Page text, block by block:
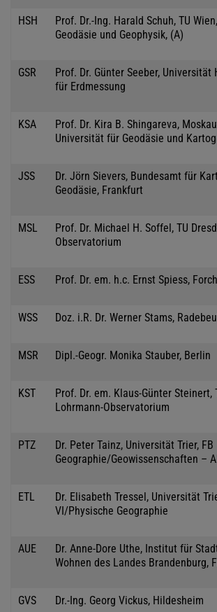
HSH
Prof. Dr.-Ing. Harald Schuh, TU
Geodäsie und Geophysik, (A)
GSR
Prof. Dr. Günter Seeber, Universität
für Erdmessung
KSA
Prof. Dr. Kira B. Shingareva,
Universität für Geodäsie und
JSS
Dr. Jörn Sievers, Bundesamt für
Geodäsie, Frankfurt
MSL
Prof. Dr. Michael H. Soffel, TU
Observatorium
ESS Prof. Dr. em. h.c. Ernst Spiess,
WSS Doz. i.R. Dr. Werner Stams,
MSR Dipl.-Geogr. Monika Stauber, Berlin
KST
Prof. Dr. em. Klaus-Günter Steinert,
Lohrmann-Observatorium
PTZ
Dr. Peter Tainz, Universität Trier, FB
Geographie/Geowissenschaften –
ETL
Dr. Elisabeth Tressel, Universität
VI/Physische Geographie
AUE
Dr. Anne-Dore Uthe, Institut für
Wohnen des Landes Brandenburg,
GVS Dr.-Ing. Georg Vickus, Hildesheim